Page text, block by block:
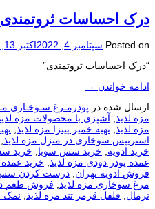
درک احساسات
Posted on سپتامبر 4, 2022 اکتبر 13, 2022
“درک احساسات ثروتمندی”
ادامه خواندن →
ارسال شده در پودرمـرغ سـوخـاری
مزه لذیذ
آشپزی با محصولات مزه
مزه لذیذ
تهیه خمیر پیتزا مزه لذیذ
استریپس سوخاری در منزل مزه لذیذ
خرید ادویه
خرید سس سویا خرید
عمده پودر دودی مزه لذیذ
خرید عمده
فروش ادویه تهران درست کردن
مرغ سوخاری مزه لذیذ
فروش طعم
نرمال
فلفل قزمز تند مزه لذیذ نمک